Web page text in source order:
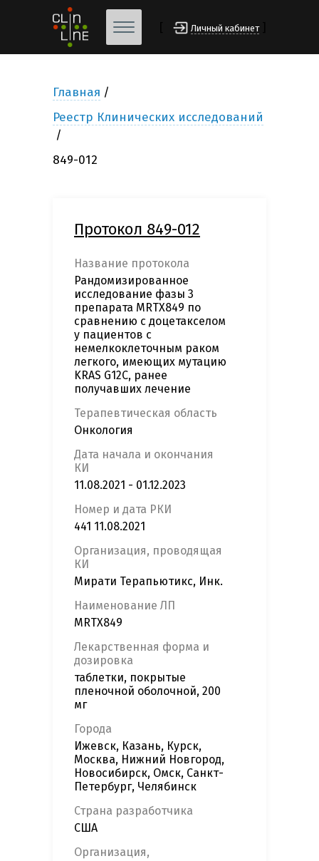
Личный кабинет
Главная
Реестр Клинических исследований
849-012
Протокол 849-012
Название протокола
Рандомизированное
исследование фазы 3
препарата MRTX849 по
сравнению с доцетакселом
у пациентов с
немелкоклеточным раком
легкого, имеющих мутацию
KRAS G12C, ранее
получавших лечение
Терапевтическая область
Онкология
Дата начала и окончания
КИ
11.08.2021 - 01.12.2023
Номер и дата РКИ
441 11.08.2021
Организация, проводящая
КИ
Мирати Терапьютикс, Инк.
Наименование ЛП
MRTX849
Лекарственная форма и
дозировка
таблетки, покрытые
пленочной оболочной, 200
мг
Города
Ижевск, Казань, Курск,
Москва, Нижний Новгород,
Новосибирск, Омск, Санкт-
Петербург, Челябинск
Страна разработчика
США
Организация,